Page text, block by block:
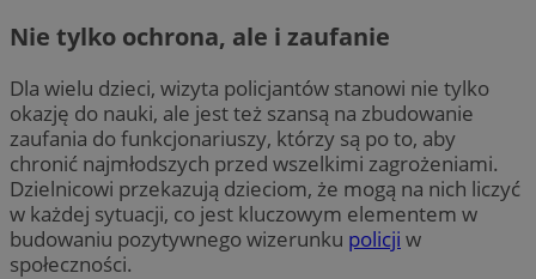
Nie tylko ochrona, ale i zaufanie
Dla wielu dzieci, wizyta policjantów stanowi nie tylko
okazję do nauki, ale jest też szansą na zbudowanie
zaufania do funkcjonariuszy, którzy są po to, aby
chronić najmłodszych przed wszelkimi zagrożeniami.
Dzielnicowi przekazują dzieciom, że mogą na nich liczyć
w każdej sytuacji, co jest kluczowym elementem w
budowaniu pozytywnego wizerunku policji w
społeczności.